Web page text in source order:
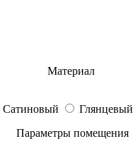
Материал
Сатиновый
Глянцевый
Параметры помещения